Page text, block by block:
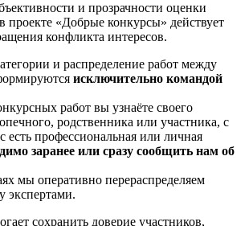
и прозрачности оценки
проекте «Добрые конкурсы» действует
конфликта интересов.
и распределение работ между
исключительно командой
работ вы узнаёте своего
родственника или участника, с
есть профессиональная или личная
заранее или сразу сообщить нам об
мы оперативно перераспределяем
экспертами.
сохранить доверие участников,